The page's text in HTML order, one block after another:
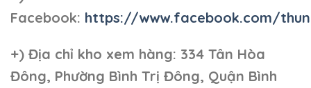
Facebook: https://www.facebook.com/
+) Địa chỉ kho xem hàng: 334 Tân Hòa
Đông, Phường Bình Trị Đông, Quận Bình